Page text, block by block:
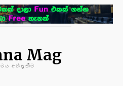
Mag
අත්දැකීම